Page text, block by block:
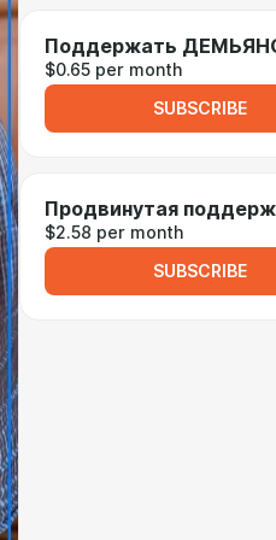
Поддержать
$0.65 per month
SUBSCRIBE
Продвинутая
$2.58 per month
SUBSCRIBE